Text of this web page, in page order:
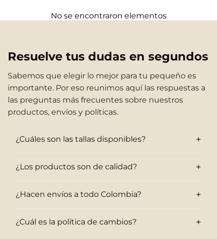
No se encontraron elementos
Resuelve tus dudas en segundos
Sabemos que elegir lo mejor para tu pequeño es
importante. Por eso reunimos aquí las respuestas a
las preguntas más frecuentes sobre nuestros
productos, envíos y políticas.
¿Cuáles son las tallas disponibles? +
¿Los productos son de calidad? +
¿Hacen envíos a todo Colombia? +
¿Cuál es la política de cambios? +